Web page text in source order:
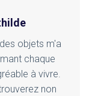
objets m'a
chaque
à vivre.
non